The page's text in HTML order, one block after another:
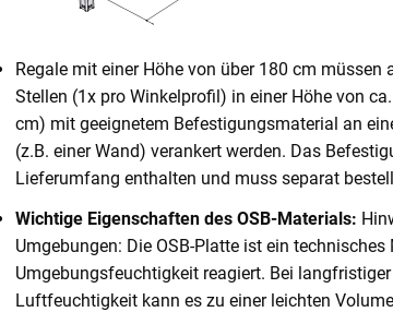
Regale mit einer Höhe von über 180 cm müssen
Stellen (1x pro Winkelprofil) in einer Höhe von
cm) mit geeignetem Befestigungsmaterial an
(z.B. einer Wand) verankert werden. Das
Lieferumfang enthalten und muss separat
Wichtige Eigenschaften des OSB-Materials:
Umgebungen: Die OSB-Platte ist ein
Umgebungsfeuchtigkeit reagiert. Bei
Luftfeuchtigkeit kann es zu einer leichten